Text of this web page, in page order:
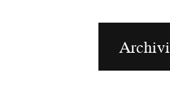
Archivi